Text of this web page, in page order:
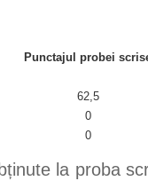
Punctajul probei
62,5
0
0
la proba